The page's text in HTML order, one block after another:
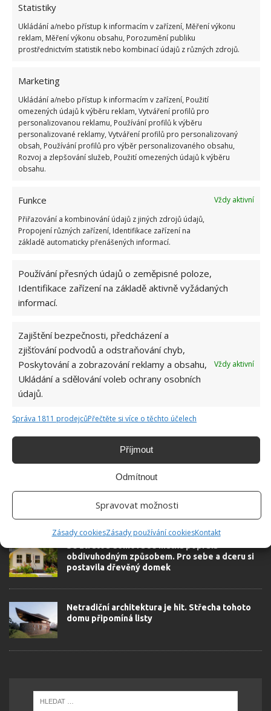
Statistiky
Ukládání a/nebo přístup k informacím v zařízení, Měření výkonu
reklam, Měření výkonu obsahu, Porozumění publiku
prostřednictvím statistik nebo kombinací údajů z různých zdrojů.
Marketing
Ukládání a/nebo přístup k informacím v zařízení, Použití
omezených údajů k výběru reklam, Vytváření profilů pro
personalizovanou reklamu, Používání profilů k výběru
personalizované reklamy, Vytváření profilů pro personalizovaný
obsah, Používání profilů pro výběr personalizovaného obsahu,
Rozvoj a zlepšování služeb, Použití omezených údajů k výběru
obsahu.
Funkce
Vždy aktivní
Přiřazování a kombinování údajů z jiných zdrojů údajů,
Propojení různých zařízení, Identifikace zařízení na
základě automaticky přenášených informací.
Používání přesných údajů o zeměpisné poloze,
Identifikace zařízení na základě aktivně vyžádaných
informací.
Zajištění bezpečnosti, předcházení a
zjišťování podvodů a odstraňování chyb,
Poskytování a zobrazování reklamy a obsahu,
Ukládání a sdělování voleb ochrany osobních
údajů.
Vždy aktivní
Správa 1811 prodejcůPřečtěte si více o těchto účelech
Příjmout
Odmítnout
Spravovat možnosti
Zásady cookiesZásady používání cookiesKontakt
v dřevostavbě zapnete topení, je hned teplo a
navíc si dům teplo dokáže i udržet.
Více místa pro sebe. Pokud srovnáme tloušťku
že na stejném půdorysu lze ušetřit několik
metru čtverečních.
Obrázek:pixabay.com
Se ztrátou domova se matka poprala
obdivuhodným způsobem. Pro sebe a dceru si
postavila dřevěný domek
Netradiční architektura je hit. Střecha tohoto
domu připomíná listy